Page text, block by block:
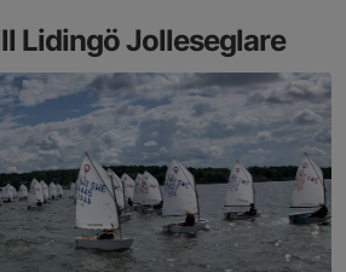
Lidingö Jolleseglare